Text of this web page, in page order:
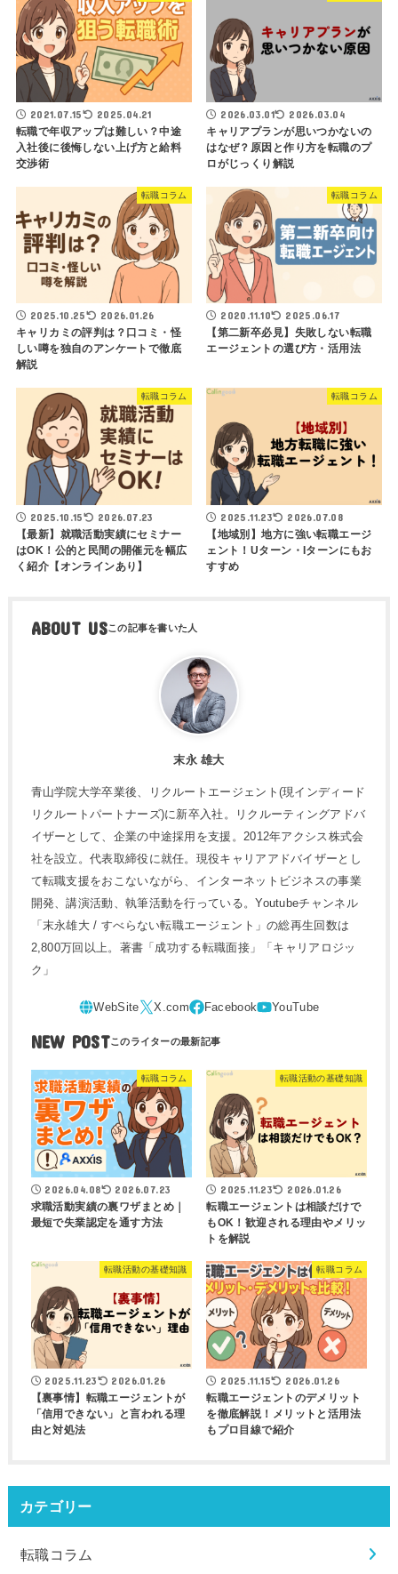
2021.07.15 2025.04.21
転職で年収アップは難しい？中途
入社後に後悔しない上げ方と給料
交渉術
2026.03.01 2026.03.04
キャリアプランが思いつかないの
はなぜ？原因と作り方を転職のプ
ロがじっくり解説
転職コラム
2025.10.25 2026.01.26
キャリカミの評判は？口コミ・怪
しい噂を独自のアンケートで徹底
解説
転職コラム
2020.11.10 2025.06.17
【第二新卒必見】失敗しない転職
エージェントの選び方・活用法
転職コラム
2025.10.15 2026.07.23
【最新】就職活動実績にセミナー
はOK！公的と民間の開催元を幅広
く紹介【オンラインあり】
転職コラム
2025.11.23 2026.07.08
【地域別】地方に強い転職エージ
ェント！Uターン・Iターンにもお
すすめ
ABOUT US
末永 雄大
青山学院大学卒業後、リクルートエージェント(現インディード
リクルートパートナーズ)に新卒入社。リクルーティングアドバ
イザーとして、企業の中途採用を支援。2012年アクシス株式会
社を設立。代表取締役に就任。現役キャリアアドバイザーとし
て転職支援をおこないながら、インターネットビジネスの事業
開発、講演活動、執筆活動を行っている。Youtubeチャンネル
「末永雄大 / すべらない転職エージェント」の総再生回数は
2,800万回以上。著書「成功する転職面接」「キャリアロジッ
ク」
NEW POST
転職コラム
2026.04.08 2026.07.23
求職活動実績の裏ワザまとめ｜
最短で失業認定を通す方法
転職活動の基礎知識
2025.11.23 2026.01.26
転職エージェントは相談だけで
もOK！歓迎される理由やメリッ
トを解説
転職活動の基礎知識
2025.11.23 2026.01.26
【裏事情】転職エージェントが
「信用できない」と言われる理
由と対処法
転職コラム
2025.11.15 2026.01.26
転職エージェントのデメリット
を徹底解説！メリットと活用法
もプロ目線で紹介
カテゴリー
転職コラム